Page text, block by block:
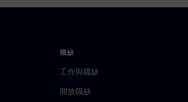
職缺
工作與職缺
開放職缺